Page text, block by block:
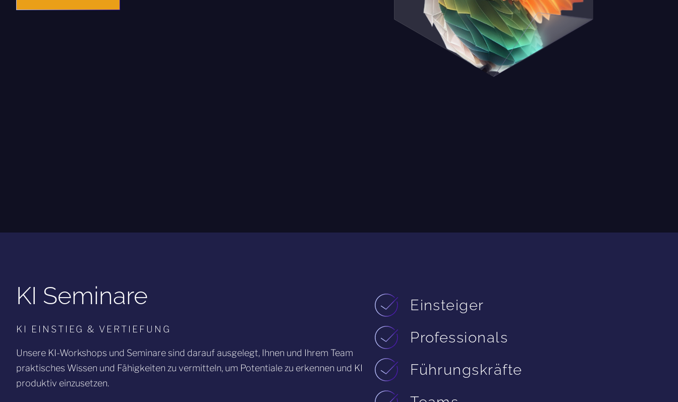
KI Seminare
KI EINSTIEG & VERTIEFUNG
Unsere KI-Workshops und Seminare sind darauf ausgelegt, Ihnen und Ihrem Team
praktisches Wissen und Fähigkeiten zu vermitteln, um Potentiale zu erkennen und KI
produktiv einzusetzen.
Einsteiger
Professionals
Führungskräfte